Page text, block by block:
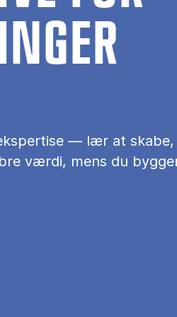
— lær at skabe,
værdi, mens du